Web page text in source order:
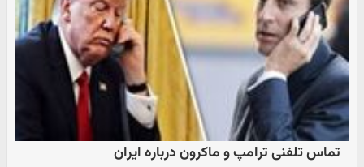
تماس تلفنی ترامپ و ماکرون درباره ایران